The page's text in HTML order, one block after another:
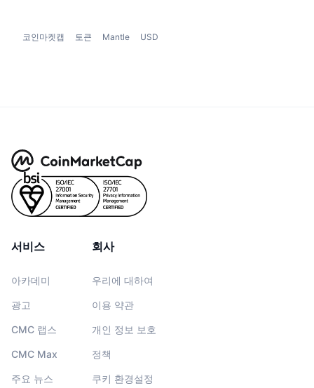
코인마켓캡 토큰 Mantle USD
서비스
아카데미
광고
CMC 랩스
CMC Max
주요 뉴스
회사
우리에 대하여
이용 약관
개인 정보 보호
정책
쿠키 환경설정